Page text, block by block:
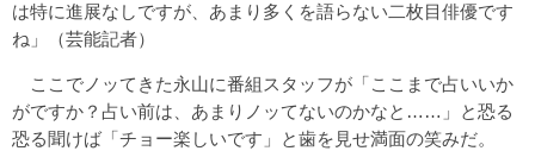
は特に進展なしですが、あまり多くを語らない二枚目俳優です
ね」（芸能記者）
ここでノッてきた永山に番組スタッフが「ここまで占いいか
がですか？占い前は、あまりノッてないのかなと……」と恐る
恐る聞けば「チョー楽しいです」と歯を見せ満面の笑みだ。